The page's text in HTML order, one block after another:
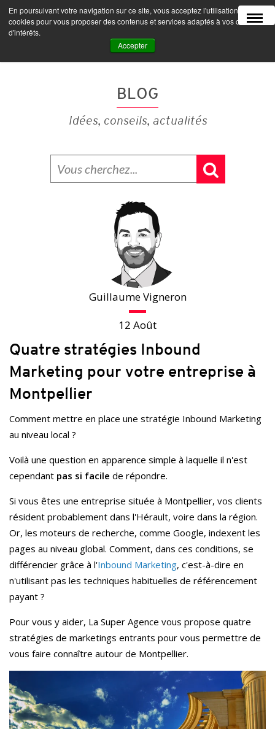
En poursuivant votre navigation sur ce site, vous acceptez l'utilisation de
cookies pour vous proposer des contenus et services adaptés à vos centres
d'intérêts.
Accepter
MENU
BLOG
Idées, conseils, actualités
Guillaume Vigneron
12 Août
Quatre stratégies Inbound
Marketing pour votre entreprise à
Montpellier
Comment mettre en place une stratégie Inbound Marketing
au niveau local ?
Voilà une question en apparence simple à laquelle il n'est
cependant pas si facile de répondre.
Si vous êtes une entreprise située à Montpellier, vos clients
résident probablement dans l'Hérault, voire dans la région.
Or, les moteurs de recherche, comme Google, indexent les
pages au niveau global. Comment, dans ces conditions, se
différencier grâce à l'Inbound Marketing, c'est-à-dire en
n'utilisant pas les techniques habituelles de référencement
payant ?
Pour vous y aider, La Super Agence vous propose quatre
stratégies de marketings entrants pour vous permettre de
vous faire connaître autour de Montpellier.